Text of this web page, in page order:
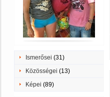
Ismerősei (31)
Közösségei (13)
Képei (89)